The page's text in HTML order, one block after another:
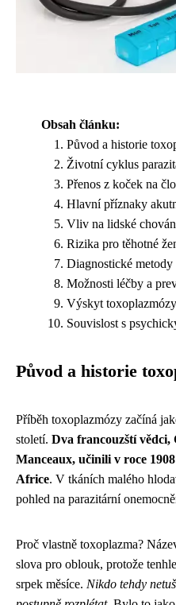
Obsah článku:
Původ a historie
Životní cyklus
Přenos z koček na
Hlavní příznaky
Vliv na lidské
Rizika pro těhotné
Diagnostické metody
Možnosti léčby a
Výskyt
Souvislost s
Původ a historie
Příběh toxoplazmózy začíná
století. Dva francouzští vědci,
Manceaux, učinili v roce
Africe. V tkáních malého
pohled na parazitární
Proč vlastně toxoplazma?
slova pro oblouk, protože
srpek měsíce. Nikdo tehdy